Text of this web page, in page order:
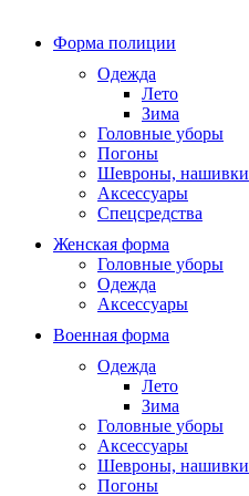
Форма полиции
Одежда
Лето
Зима
Головные уборы
Погоны
Шевроны, нашивки
Аксессуары
Спецсредства
Женская форма
Головные уборы
Одежда
Аксессуары
Военная форма
Одежда
Лето
Зима
Головные уборы
Аксессуары
Шевроны, нашивки
Погоны